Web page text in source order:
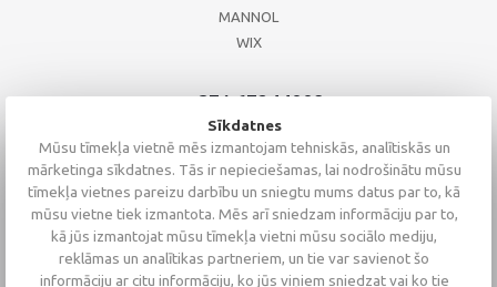
MANNOL
WIX
+371 67244008
+371 67271055
+371 26002793
Sīkdatnes
Mūsu tīmekļa vietnē mēs izmantojam tehniskās, analītiskās un
mārketinga sīkdatnes. Tās ir nepieciešamas, lai nodrošinātu mūsu
tīmekļa vietnes pareizu darbību un sniegtu mums datus par to, kā
mūsu vietne tiek izmantota. Mēs arī sniedzam informāciju par to,
kā jūs izmantojat mūsu tīmekļa vietni mūsu sociālo mediju,
reklāmas un analītikas partneriem, un tie var savienot šo
informāciju ar citu informāciju, ko jūs viņiem sniedzat vai ko tie